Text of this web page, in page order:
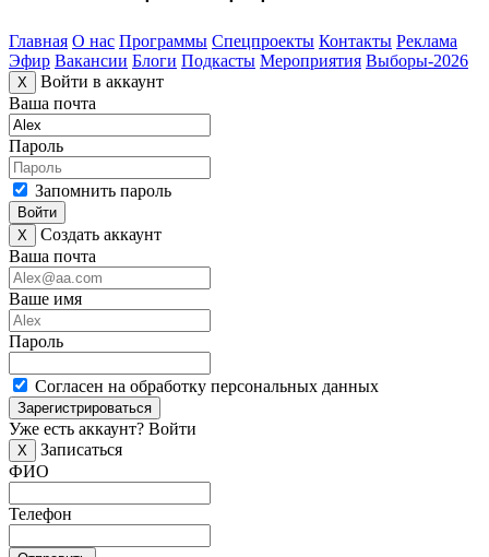
Главная О нас Программы Спецпроекты Контакты Реклама
Эфир Вакансии Блоги Подкасты Мероприятия Выборы-2026
X
Войти в аккаунт
Ваша почта
Пароль
Запомнить пароль
Войти
X
Создать аккаунт
Ваша почта
Ваше имя
Пароль
Согласен на обработку персональных данных
Зарегистрироваться
Уже есть аккаунт? Войти
X
Записаться
ФИО
Телефон